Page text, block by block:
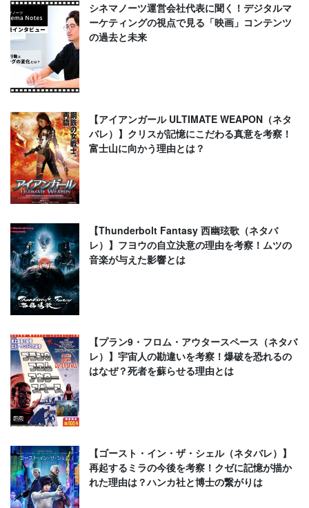
シネマノーツ運営会社代表に聞く！デジタルマ
ーケティングの視点で見る「映画」コンテンツ
の過去と未来
【アイアンガール ULTIMATE WEAPON（ネタ
バレ）】クリスが記憶にこだわる真意を考察！
富士山に向かう理由とは？
【Thunderbolt Fantasy 西幽玹歌（ネタバ
レ）】フヨウの自立決意の理由を考察！ムツの
音楽が与えた影響とは
【プラン9・フロム・アウタースペース（ネタバ
レ）】宇宙人の勘違いを考察！爆破を恐れるの
はなぜ？死者を蘇らせる理由とは
【ゴースト・イン・ザ・シェル（ネタバレ）】
再起するミラの今後を考察！クゼに記憶が描か
れた理由は？ハンカ社と博士の繋がりは